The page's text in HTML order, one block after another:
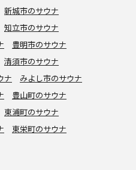
新城市のサウナ
知立市のサウナ
豊明市のサウナ
清須市のサウナ
ナ
みよし市のサウナ
豊山町のサウナ
東浦町のサウナ
東栄町のサウナ